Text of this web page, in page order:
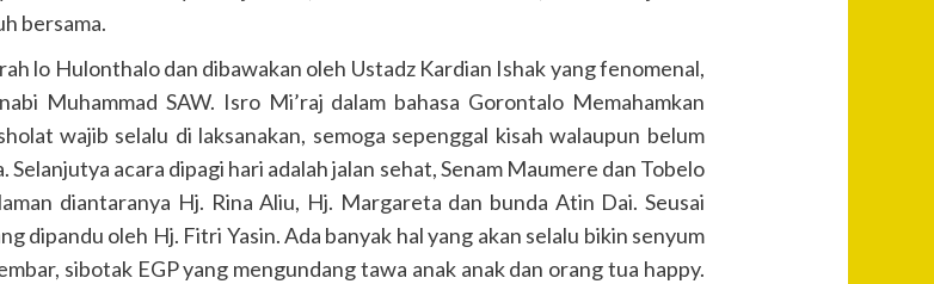
bersama.
lo Hulonthalo dan dibawakan oleh Ustadz Kardian Ishak yang fenomenal,
Muhammad SAW. Isro Mi’raj dalam bahasa Gorontalo Memahamkan
wajib selalu di laksanakan, semoga sepenggal kisah walaupun belum
acara dipagi hari adalah jalan sehat, Senam Maumere dan Tobelo
diantaranya Hj. Rina Aliu, Hj. Margareta dan bunda Atin Dai. Seusai
dipandu oleh Hj. Fitri Yasin. Ada banyak hal yang akan selalu bikin senyum
sibotak EGP yang mengundang tawa anak anak dan orang tua happy.